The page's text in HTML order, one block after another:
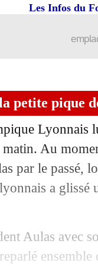
Les Infos du
petite pique
Lyonnais
Au
par le passé,
a glissé
Aulas avec
à Bale de
de la fédé
en France
le vestiaire
pense à Sidibé
au
!